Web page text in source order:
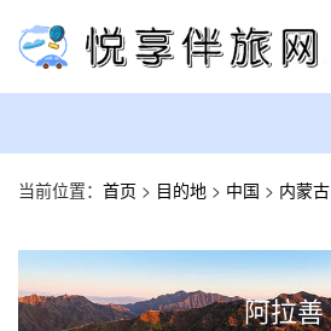
当前位置： 首页 > 目的地 > 中国 > 内蒙古
阿拉善